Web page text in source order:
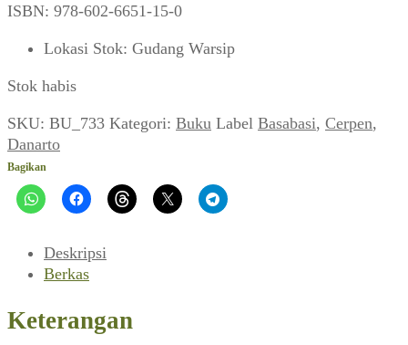
ISBN: 978-602-6651-15-0
Lokasi Stok: Gudang Warsip
Stok habis
SKU: BU_733 Kategori: Buku Label Basabasi, Cerpen,
Danarto
Bagikan
Deskripsi
Berkas
Keterangan